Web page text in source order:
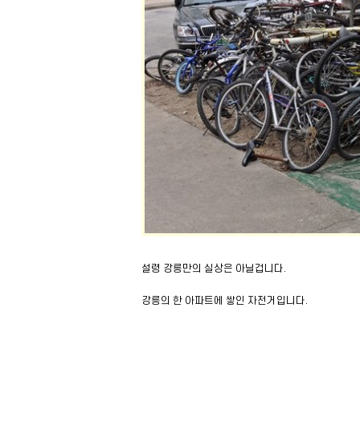
설령 강릉만의 실상은 아닐겁니다.
강릉의 한 아파트에 쌓인 자전거입니다.